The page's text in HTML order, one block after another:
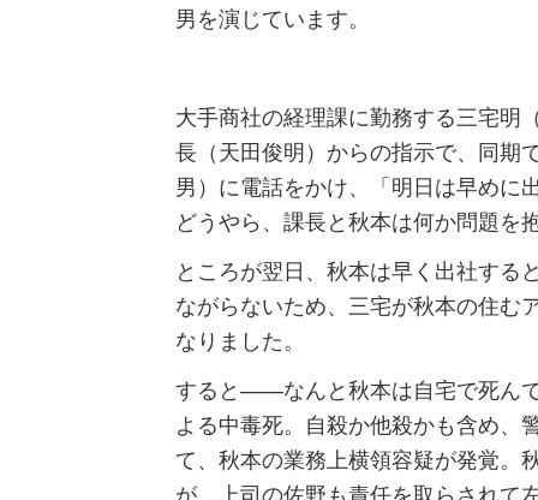
男を演じています。
大手商社の経理課に勤務する三宅明
長（天田俊明）からの指示で、同期
男）に電話をかけ、「明日は早めに
どうやら、課長と秋本は何か問題を
ところが翌日、秋本は早く出社する
ながらないため、三宅が秋本の住む
なりました。
すると――なんと秋本は自宅で死ん
よる中毒死。自殺か他殺かも含め、
て、秋本の業務上横領容疑が発覚。
が、上司の佐野も責任を取らされて